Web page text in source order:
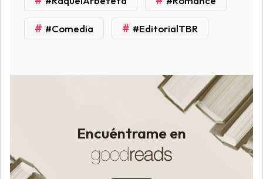
# #Comedia # #EditorialTBR
Encuéntrame en